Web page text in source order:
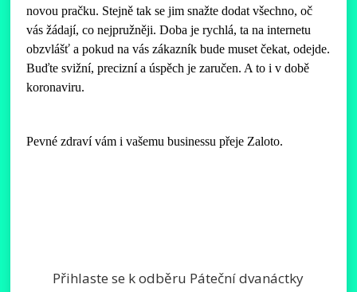
novou pračku. Stejně tak se jim snažte dodat všechno, oč
vás žádají, co nejpružněji. Doba je rychlá, ta na internetu
obzvlášť a pokud na vás zákazník bude muset čekat, odejde.
Buďte svižní, precizní a úspěch je zaručen. A to i v době
koronaviru.
Pevné zdraví vám i vašemu businessu přeje Zaloto.
Přihlaste se k odběru Páteční dvanáctky